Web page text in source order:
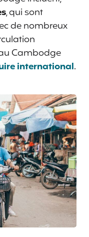
, qui sont
de nombreux
Cambodge
international.